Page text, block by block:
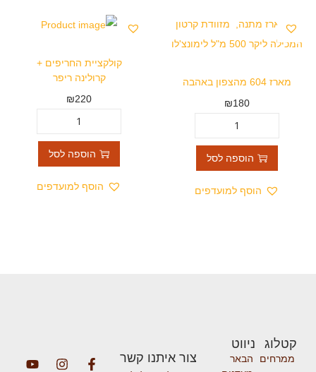
מארז 604 מהצפון באהבה
₪180
הוספה לסל
הוסף למועדפים
קולקציית החריפים +
קרולינה ריפר
₪220
הוספה לסל
הוסף למועדפים
ניווט
הבאר
קטלוג
ממרחים
צור איתנו קשר